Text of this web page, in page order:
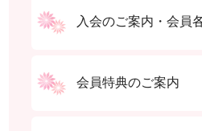
入会のご案内・会員
会員特典のご案内